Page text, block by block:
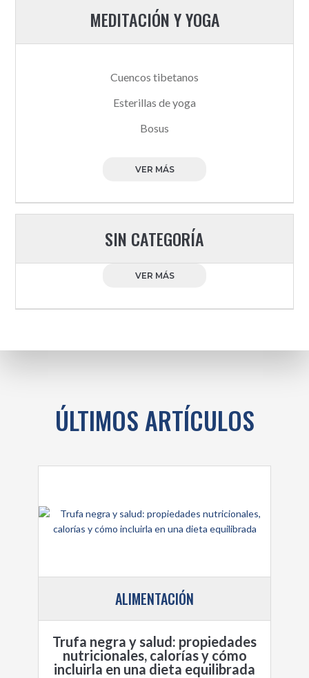
MEDITACIÓN Y YOGA
Cuencos tibetanos
Esterillas de yoga
Bosus
VER MÁS
SIN CATEGORÍA
VER MÁS
ÚLTIMOS ARTÍCULOS
ALIMENTACIÓN
Trufa negra y salud: propiedades
nutricionales, calorías y cómo
incluirla en una dieta equilibrada